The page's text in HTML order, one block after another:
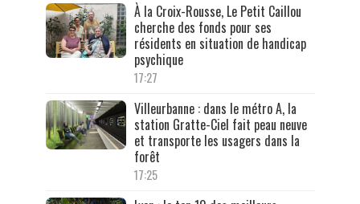
À la Croix-Rousse, Le Petit Caillou
cherche des fonds pour ses
résidents en situation de handicap
psychique
17:27
Villeurbanne : dans le métro A, la
station Gratte-Ciel fait peau neuve
et transporte les usagers dans la
forêt
17:25